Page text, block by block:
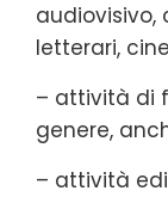
audiovisivo,
letterari,
– attività di
genere,
– attività